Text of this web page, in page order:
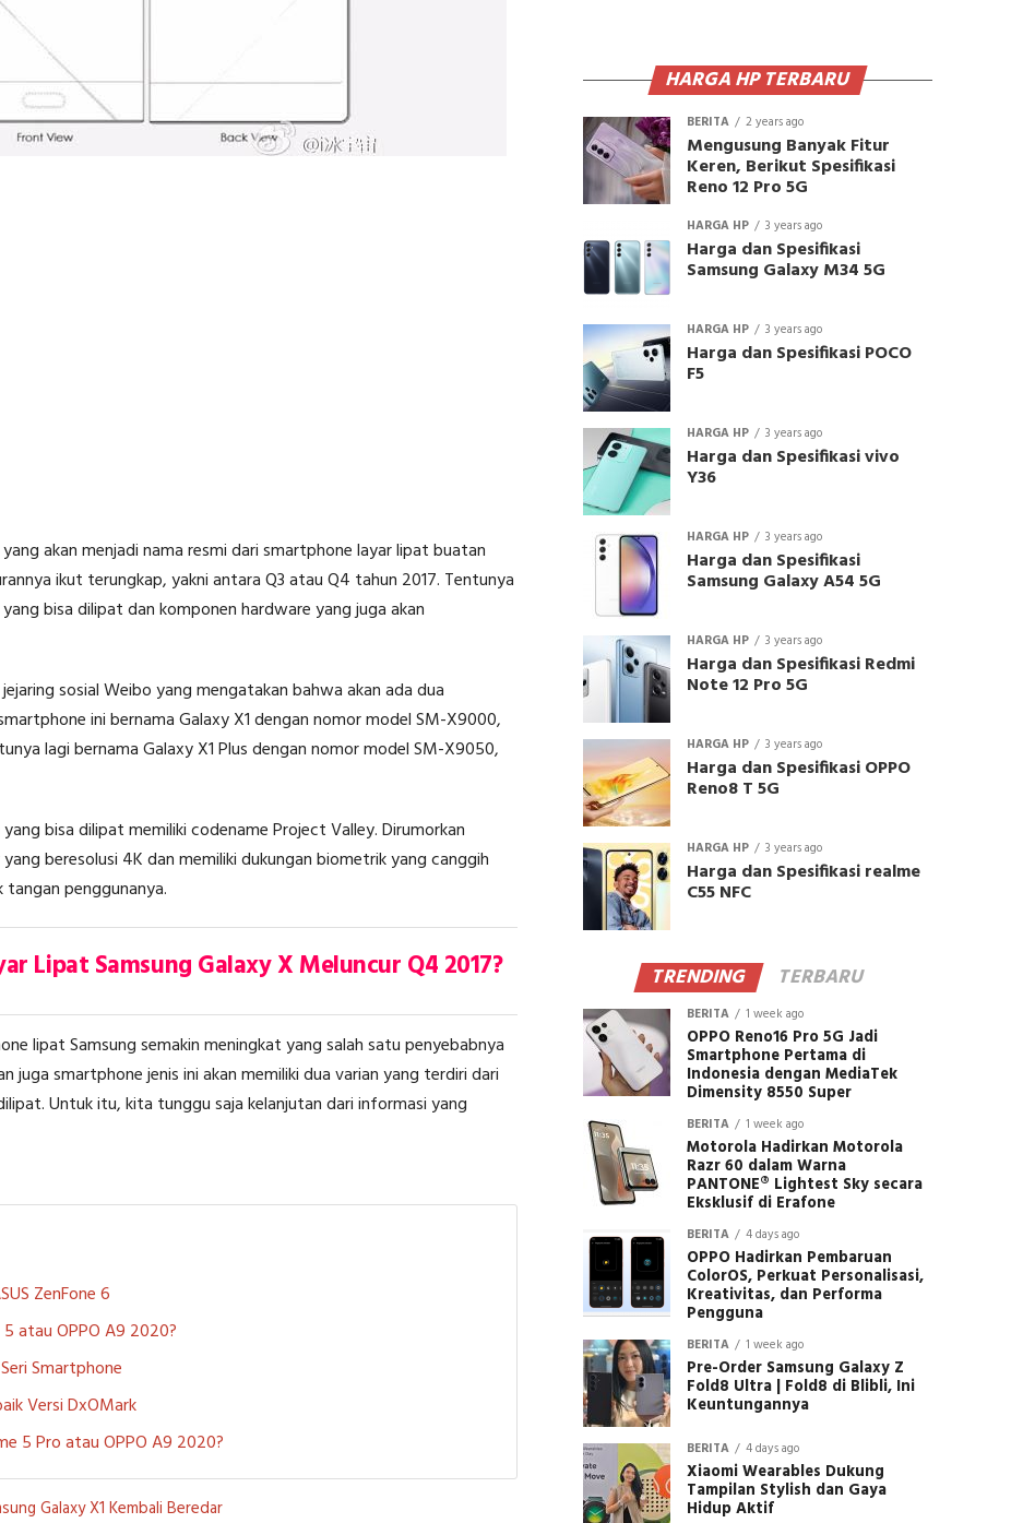
akan menjadi nama resmi dari smartphone layar lipat buatan
ikut terungkap, yakni antara Q3 atau Q4 tahun 2017. Tentunya
bisa dilipat dan komponen hardware yang juga akan
sosial Weibo yang mengatakan bahwa akan ada dua
ini bernama Galaxy X1 dengan nomor model SM-X9000,
lagi bernama Galaxy X1 Plus dengan nomor model SM-X9050,
bisa dilipat memiliki codename Project Valley. Dirumorkan
beresolusi 4K dan memiliki dukungan biometrik yang canggih
penggunanya.
Lipat Samsung Galaxy X Meluncur Q4 2017?
lipat Samsung semakin meningkat yang salah satu penyebabnya
juga smartphone jenis ini akan memiliki dua varian yang terdiri dari
Untuk itu, kita tunggu saja kelanjutan dari informasi yang
ZenFone 6
atau OPPO A9 2020?
Smartphone
Versi DxOMark
5 Pro atau OPPO A9 2020?
Galaxy X1 Kembali Beredar
HARGA HP TERBARU
BERITA 2 years ago
Mengusung Banyak Fitur
Keren, Berikut Spesifikasi
Reno 12 Pro 5G
HARGA HP 3 years ago
Harga dan Spesifikasi
Samsung Galaxy M34 5G
HARGA HP 3 years ago
Harga dan Spesifikasi POCO
F5
HARGA HP 3 years ago
Harga dan Spesifikasi vivo
Y36
HARGA HP 3 years ago
Harga dan Spesifikasi
Samsung Galaxy A54 5G
HARGA HP 3 years ago
Harga dan Spesifikasi Redmi
Note 12 Pro 5G
HARGA HP 3 years ago
Harga dan Spesifikasi OPPO
Reno8 T 5G
HARGA HP 3 years ago
Harga dan Spesifikasi realme
C55 NFC
TRENDING TERBARU
BERITA 1 week ago
OPPO Reno16 Pro 5G Jadi
Smartphone Pertama di
Indonesia dengan MediaTek
Dimensity 8550 Super
BERITA 1 week ago
Motorola Hadirkan Motorola
Razr 60 dalam Warna
PANTONE® Lightest Sky secara
Eksklusif di Erafone
BERITA 4 days ago
OPPO Hadirkan Pembaruan
ColorOS, Perkuat Personalisasi,
Kreativitas, dan Performa
Pengguna
BERITA 1 week ago
Pre-Order Samsung Galaxy Z
Fold8 Ultra | Fold8 di Blibli, Ini
Keuntungannya
BERITA 4 days ago
Xiaomi Wearables Dukung
Tampilan Stylish dan Gaya
Hidup Aktif